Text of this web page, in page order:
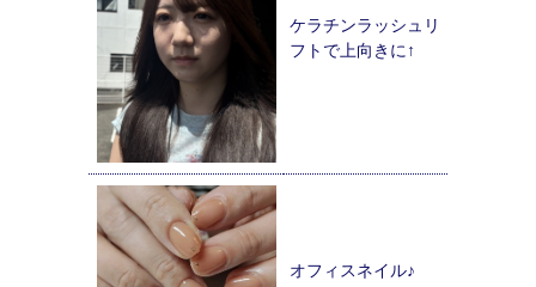
ケラチンラッシュリ
フトで上向きに↑
オフィスネイル♪